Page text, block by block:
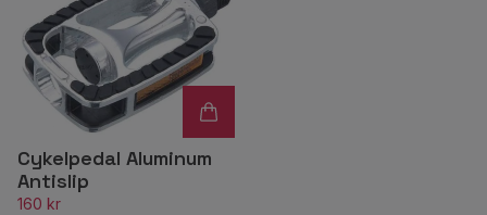
Cykelpedal Aluminum
Antislip
160 kr